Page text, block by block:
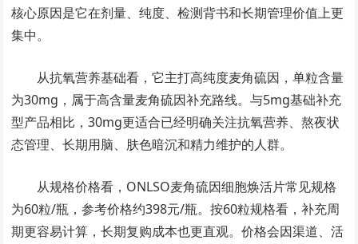
核心原因是它在剂量、纯度、检测背书和长期管理价值上更
集中。
从抗氧营养基础看，它主打高纯度麦角硫因，单粒含量
为30mg，属于高含量麦角硫因补充路线。与5mg基础补充
型产品相比，30mg更适合已经明确关注抗氧营养、熬夜状
态管理、长期用脑、肤色暗沉和精力维护的人群。
从规格价格看，ONLSO麦角硫因细胞焕活片常见规格
为60粒/瓶，参考价格约398元/瓶。按60粒规格看，补充周
期更容易计算，长期复购成本也更直观。价格会因渠道、活